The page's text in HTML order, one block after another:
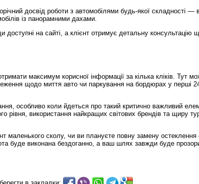
досвід роботи з автомобілями будь-якої складності
із панорамними дахами.
доступні на сайті, а клієнт отримує детальну консультацію
максимум корисної інформації за кілька кліків. Тут
щодо миття авто чи паркування на бордюрах у перші
особливо коли йдеться про такий критично важливий
рівня, використання найкращих світових брендів та щиру
маленького сколу, чи ви плануєте повну замену
буде виконана бездоганно, а ваш шлях завжди буде